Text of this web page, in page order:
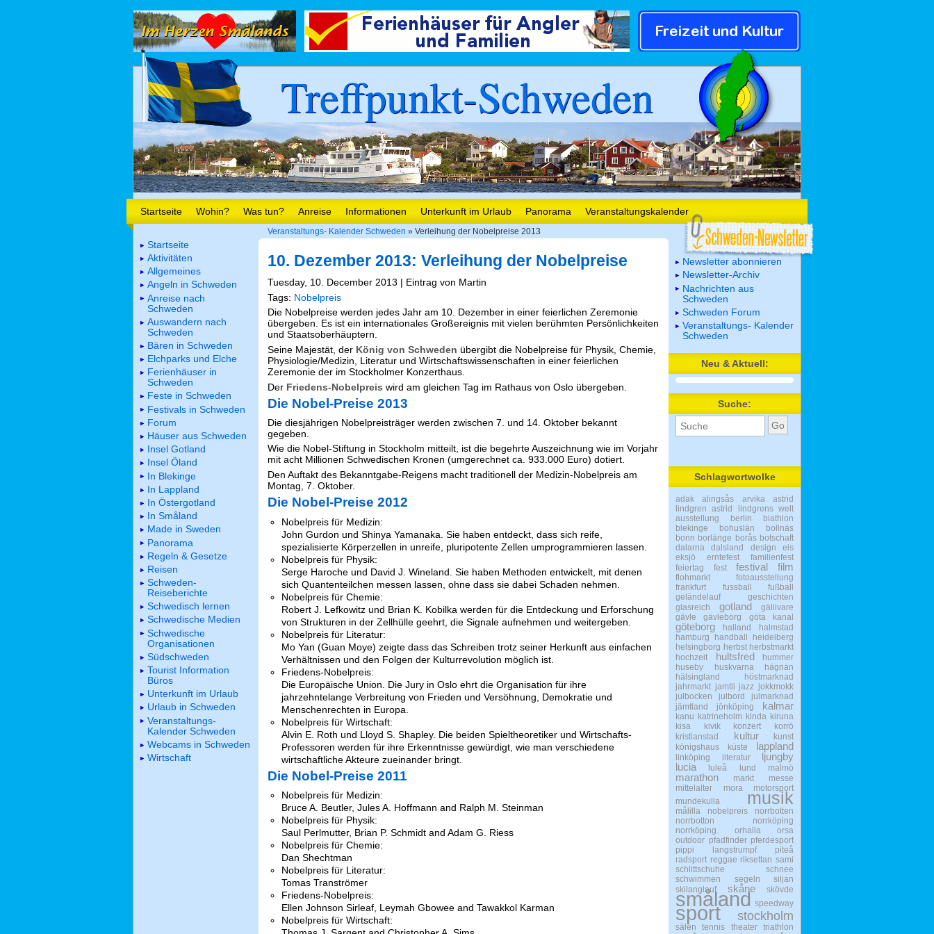
Treffpunkt-Schweden
Startseite Wohin? Was tun? Anreise Informationen Unterkunft im Urlaub Panorama Veranstaltungskalender
Veranstaltungs- Kalender Schweden » Verleihung der Nobelpreise 2013
10. Dezember 2013: Verleihung der Nobelpreise
Tuesday, 10. December 2013 | Eintrag von Martin
Tags: Nobelpreis
Die Nobelpreise werden jedes Jahr am 10. Dezember in einer feierlichen Zeremonie
übergeben. Es ist ein internationales Großereignis mit vielen berühmten Persönlichkeiten
und Staatsoberhäuptern.
Seine Majestät, der König von Schweden übergibt die Nobelpreise für Physik, Chemie,
Physiologie/Medizin, Literatur und Wirtschaftswissenschaften in einer feierlichen
Zeremonie der im Stockholmer Konzerthaus.
Der Friedens-Nobelpreis wird am gleichen Tag im Rathaus von Oslo übergeben.
Die Nobel-Preise 2013
Die diesjährigen Nobelpreisträger werden zwischen 7. und 14. Oktober bekannt
gegeben.
Wie die Nobel-Stiftung in Stockholm mitteilt, ist die begehrte Auszeichnung wie im Vorjahr
mit acht Millionen Schwedischen Kronen (umgerechnet ca. 933.000 Euro) dotiert.
Den Auftakt des Bekanntgabe-Reigens macht traditionell der Medizin-Nobelpreis am
Montag, 7. Oktober.
Die Nobel-Preise 2012
Nobelpreis für Medizin:
John Gurdon und Shinya Yamanaka. Sie haben entdeckt, dass sich reife,
spezialisierte Körperzellen in unreife, pluripotente Zellen umprogrammieren lassen.
Nobelpreis für Physik:
Serge Haroche und David J. Wineland. Sie haben Methoden entwickelt, mit denen
sich Quantenteilchen messen lassen, ohne dass sie dabei Schaden nehmen.
Nobelpreis für Chemie:
Robert J. Lefkowitz und Brian K. Kobilka werden für die Entdeckung und Erforschung
von Strukturen in der Zellhülle geehrt, die Signale aufnehmen und weitergeben.
Nobelpreis für Literatur:
Mo Yan (Guan Moye) zeigte dass das Schreiben trotz seiner Herkunft aus einfachen
Verhältnissen und den Folgen der Kulturrevolution möglich ist.
Friedens-Nobelpreis:
Die Europäische Union. Die Jury in Oslo ehrt die Organisation für ihre
jahrzehntelange Verbreitung von Frieden und Versöhnung, Demokratie und
Menschenrechten in Europa.
Nobelpreis für Wirtschaft:
Alvin E. Roth und Lloyd S. Shapley. Die beiden Spieltheoretiker und Wirtschafts-
Professoren werden für ihre Erkenntnisse gewürdigt, wie man verschiedene
wirtschaftliche Akteure zueinander bringt.
Die Nobel-Preise 2011
Nobelpreis für Medizin:
Bruce A. Beutler, Jules A. Hoffmann and Ralph M. Steinman
Nobelpreis für Physik:
Saul Perlmutter, Brian P. Schmidt and Adam G. Riess
Nobelpreis für Chemie:
Dan Shechtman
Nobelpreis für Literatur:
Tomas Tranströmer
Friedens-Nobelpreis:
Ellen Johnson Sirleaf, Leymah Gbowee and Tawakkol Karman
Nobelpreis für Wirtschaft:
Startseite
Aktivitäten
Allgemeines
Angeln in Schweden
Anreise nach
Schweden
Auswandern nach
Schweden
Bären in Schweden
Elchparks und Elche
Ferienhäuser in
Schweden
Feste in Schweden
Festivals in Schweden
Forum
Häuser aus Schweden
Insel Gotland
Insel Öland
In Blekinge
In Lappland
In Östergotland
In Småland
Made in Sweden
Panorama
Regeln & Gesetze
Reisen
Schweden-
Reiseberichte
Schwedisch lernen
Schwedische Medien
Schwedische
Organisationen
Südschweden
Tourist Information
Büros
Unterkunft im Urlaub
Urlaub in Schweden
Veranstaltungs-
Kalender Schweden
Webcams in Schweden
Wirtschaft
Newsletter abonnieren
Newsletter-Archiv
Nachrichten aus
Schweden
Schweden Forum
Veranstaltungs- Kalender
Schweden
Neu & Aktuell:
Suche:
Schlagwortwolke
adak alingsås arvika
astrid
lindgren
astrid lindgrens welt
ausstellung
berlin
biathlon
blekinge
bohuslän
bollnäs
bonn borlänge borås botschaft
dalarna
dalsland design
eis
eksjö
erntefest
familienfest
feiertag
fest festival film
flohmarkt
fotoausstellung
frankfurt
fussball
fußball
geländelauf
geschichten
glasreich
gotland
gällivare
gävle
gävleborg göta kanal
göteborg halland
halmstad
hamburg
handball
heidelberg
helsingborg herbst herbstmarkt
hochzeit
hultsfred
hummer
huseby
huskvarna
hägnan
hälsingland
höstmarknad
jahrmarkt jamtli jazz jokkmokk
julbocken
julbord
julmarknad
jämtland
jönköping kalmar
kanu katrineholm kinda
kiruna
kisa
kivik konzert
korrö
kristianstad
kultur
kunst
königshaus
küste lappland
linköping literatur
ljungby
lucia
luleå lund malmö
marathon markt
messe
mittelalter
mora
motorsport
mundekulla
musik
målilla nobelpreis
norrbotten
norrbotton
norrköping
norrköping.
orhalla
orsa
outdoor pfadfinder pferdesport
pippi langstrumpf
piteå
radsport reggae riksettan sami
schlittschuhe
schnee
schwimmen
segeln
siljan
skilanglauf
skåne skövde
småland speedway
sport stockholm
sälen tennis theater
triathlon